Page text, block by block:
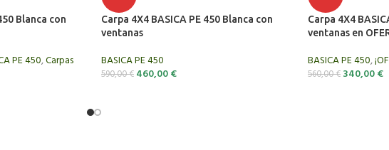
cuadro base perimetral 50×25 mm
, montable también parcialmente para facilitar la
tensoras incluidas en el pedido
Blanca con
PE 450,Carpas
Carpa 4X4 BASICA PE 450 Blanca con
ventanas
BASICA PE 450
590,00€ 460,00€
Carpa 4X4
ventanas en
BASICA PE 450,
560,00€ 340,00€